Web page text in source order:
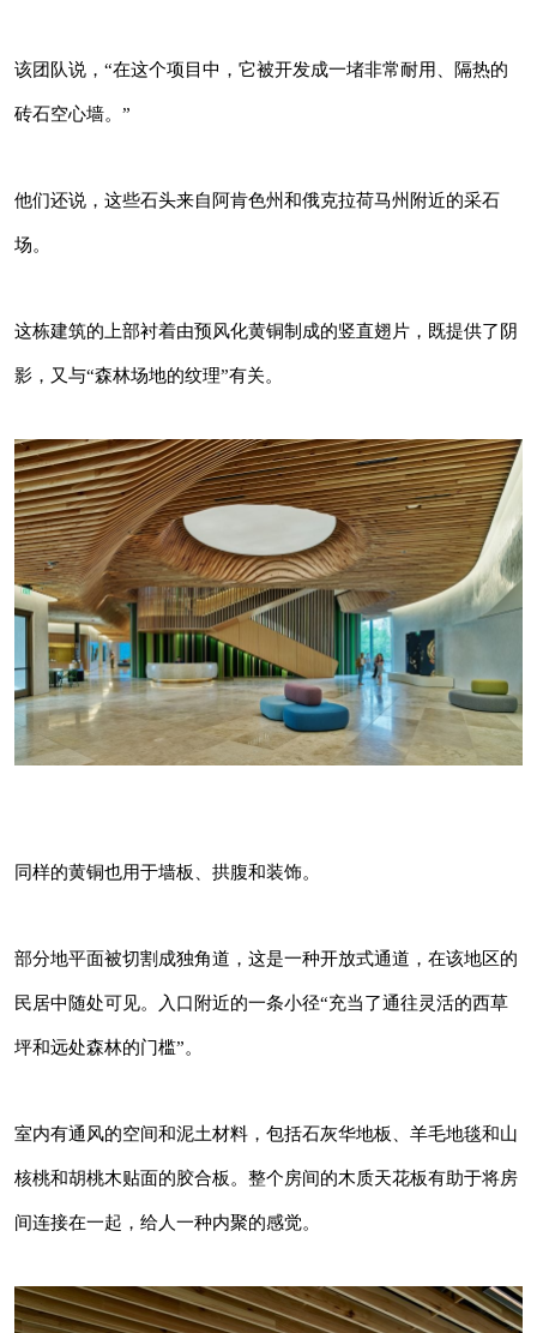
州附近的采石场。
同样的黄铜也用于墙板、拱腹和装饰。
部分地平面被切割成独角道，这是一种开放式通
道，在该地区的民居中随处可见。入口附近的一
板、羊毛地毯和山核桃和胡桃木贴面的胶合板。
整个房间的木质天花板有助于将房间连接在一
起，给人一种内聚的感觉。
该团队说，“在这个项目中，它被开发成一堵非常耐用、隔热的
砖石空心墙。”
他们还说，这些石头来自阿肯色州和俄克拉荷马州附近的采石
场。
这栋建筑的上部衬着由预风化黄铜制成的竖直翅片，既提供了阴
影，又与“森林场地的纹理”有关。
同样的黄铜也用于墙板、拱腹和装饰。
部分地平面被切割成独角道，这是一种开放式通道，在该地区的
民居中随处可见。入口附近的一条小径“充当了通往灵活的西草
坪和远处森林的门槛”。
室内有通风的空间和泥土材料，包括石灰华地板、羊毛地毯和山
核桃和胡桃木贴面的胶合板。整个房间的木质天花板有助于将房
间连接在一起，给人一种内聚的感觉。